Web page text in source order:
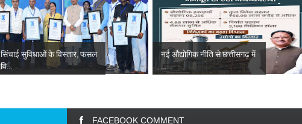
सिंचाई सुविधाओं के विस्तार, फसल
वि...
नई औद्योगिक नीति से छत्तीसगढ़ में
...
FACEBOOK COMMENT